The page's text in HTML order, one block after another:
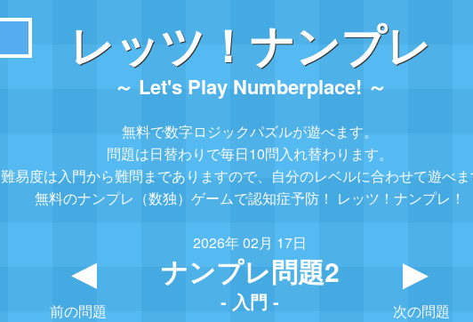
レッツ！ナンプレ
～ Let's Play Numberplace! ～
無料で数字ロジックパズルが遊べます。
問題は日替わりで毎日10問入れ替わります。
難易度は入門から難問までありますので、 自分のレベルに合わせて遊べま
無料のナンプレ（数独）ゲームで認知症予防！ レッツ！ナンプレ！
2026年 02月 17日
ナンプレ問題2
- 入門 -
▲
前の問題
▲
次の問題